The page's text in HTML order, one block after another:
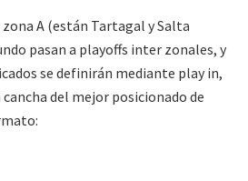
A (están Tartagal y Salta
pasan a playoffs inter zonales, y
se definirán mediante play in,
del mejor posicionado de